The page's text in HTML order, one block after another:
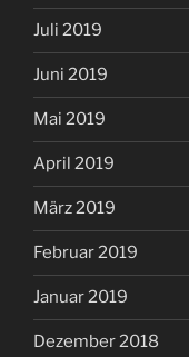
Juli 2019
Juni 2019
Mai 2019
April 2019
März 2019
Februar 2019
Januar 2019
Dezember 2018